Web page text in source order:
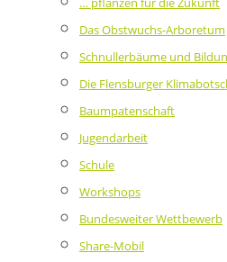
Das Obstwuchs-Arboretum
Schnullerbäume und
Die Flensburger
Baumpatenschaft
Jugendarbeit
Schule
Workshops
Bundesweiter Wettbewerb
Share-Mobil